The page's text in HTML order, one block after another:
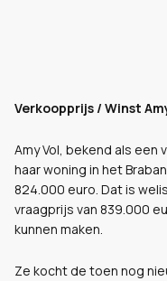
Verkoopprijs / Winst
Amy Vol, bekend als een
haar woning in het
824.000 euro. Dat is
vraagprijs van 839.000
kunnen maken.
Ze kocht de toen nog